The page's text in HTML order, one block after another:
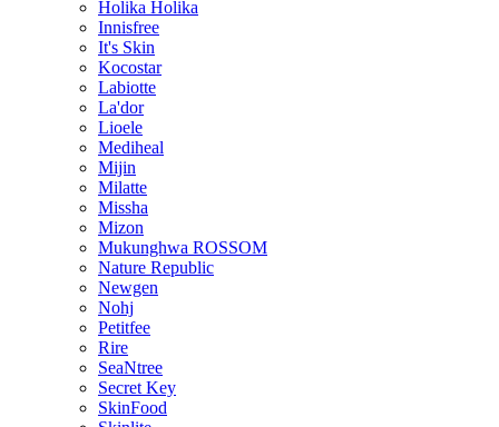
Holika Holika
Innisfree
It's Skin
Kocostar
Labiotte
La'dor
Lioele
Mediheal
Mijin
Milatte
Missha
Mizon
Mukunghwa ROSSOM
Nature Republic
Newgen
Nohj
Petitfee
Rire
SeaNtree
Secret Key
SkinFood